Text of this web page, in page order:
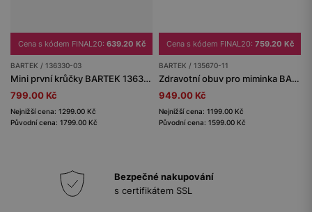
Cena s kódem FINAL20: 639.20 Kč
BARTEK / 136330-03
Mini první krůčky BARTEK 136330-03, zeleno-hnědé
799.00 Kč
Nejnižší cena: 1299.00 Kč
Původní cena: 1799.00 Kč
Cena s kódem FINAL20: 759.20 Kč
BARTEK / 135670-11
Zdravotní obuv pro miminka BARTEK 135670-11, béžová
949.00 Kč
Nejnižší cena: 1199.00 Kč
Původní cena: 1599.00 Kč
Bezpečné nakupování
s certifikátem SSL